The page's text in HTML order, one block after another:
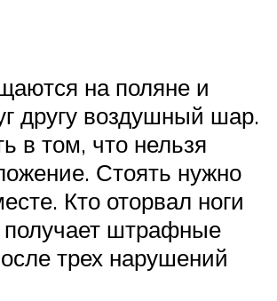
на поляне и
другу воздушный шар.
в том, что нельзя
Стоять нужно
Кто оторвал ноги
получает штрафные
трех нарушений